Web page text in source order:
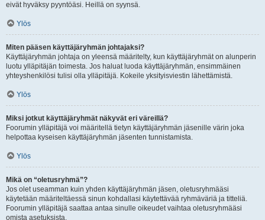
eivät hyväksy pyyntöäsi. Heillä on syynsä.
Ylös
Miten pääsen käyttäjäryhmän johtajaksi?
Käyttäjäryhmän johtaja on yleensä määritelty, kun käyttäjäryhmät on alunperin
luotu ylläpitäjän toimesta. Jos haluat luoda käyttäjäryhmän, ensimmäinen
yhteyshenkilösi tulisi olla ylläpitäjä. Kokeile yksityisviestin lähettämistä.
Ylös
Miksi jotkut käyttäjäryhmät näkyvät eri väreillä?
Foorumin ylläpitäjä voi määritellä tietyn käyttäjäryhmän jäsenille värin joka
helpottaa kyseisen käyttäjäryhmän jäsenten tunnistamista.
Ylös
Mikä on “oletusryhmä”?
Jos olet useamman kuin yhden käyttäjäryhmän jäsen, oletusryhmääsi
käytetään määriteltäessä sinun kohdallasi käytettävää ryhmäväriä ja titteliä.
Foorumin ylläpitäjä saattaa antaa sinulle oikeudet vaihtaa oletusryhmääsi
omista asetuksista.